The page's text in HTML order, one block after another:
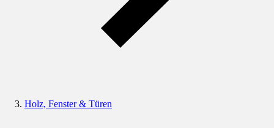
Holz, Fenster & Türen